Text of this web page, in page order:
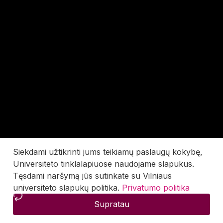
Siekdami užtikrinti jums teikiamų paslaugų kokybę,
Universiteto tinklalapiuose naudojame slapukus.
Tęsdami naršymą jūs sutinkate su Vilniaus
universiteto slapukų politika. Privatumo politika
Supratau